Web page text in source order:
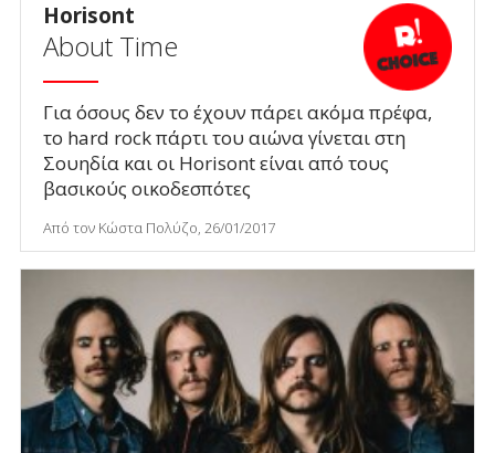
Horisont
About Time
Για όσους δεν το έχουν πάρει ακόμα πρέφα,
το hard rock πάρτι του αιώνα γίνεται στη
Σουηδία και οι Horisont είναι από τους
βασικούς οικοδεσπότες
Από τον Κώστα Πολύζο, 26/01/2017